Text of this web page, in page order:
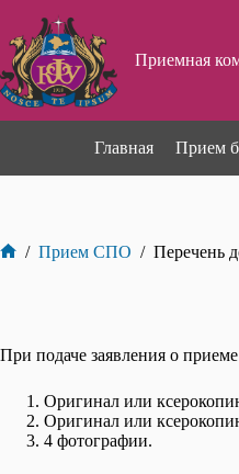
сути
Приемная
Главная Прием
/ Прием СПО / Перечень
При подаче заявления о
Оригинал или
Оригинал или
4 фотографии.